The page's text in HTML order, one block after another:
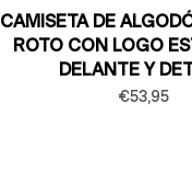
CAMISETA DE
ROTO CON LOGO
DELANTE Y
€53,95